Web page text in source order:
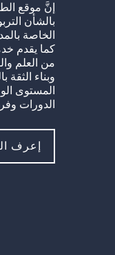
إنَّ موقع
بالشأن
الخاصة
كما يقدم
من العلم
وبناء
المستوى
الدورات
إعرف